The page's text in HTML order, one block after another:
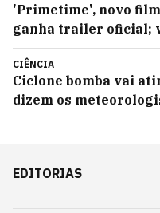
'Primetime', novo
ganha trailer oficial;
CIÊNCIA
Ciclone bomba vai
dizem os
EDITORIAS